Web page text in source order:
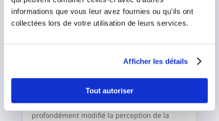
informations que vous leur avez fournies ou qu'ils ont
collectées lors de votre utilisation de leurs services.
Afficher les détails
Tout autoriser
Chirurgie esthétique Tunisie
grâce à l'influence grandissante des réseaux
sociaux. Ces plateformes numériques ont
profondément modifié la perception de la